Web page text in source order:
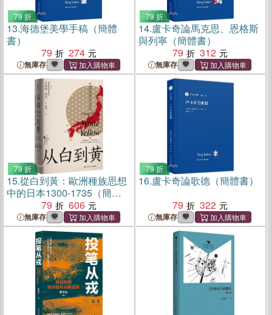
79 折
13.海德堡美學手稿（簡體
書）
79
274
無庫存
79 折
14.盧卡奇論馬克思、恩格斯
與列寧（簡體書）
79
312
無庫存
79 折
15.從白到黃：歐洲種族思想
中的日本1300-1735（簡體
79 606
無庫存
79 折
16.盧卡奇論歌德（簡體書）
79
322
無庫存